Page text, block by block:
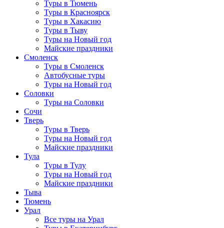
Туры в Тюмень
Туры в Красноярск
Туры в Хакасию
Туры в Тыву
Туры на Новый год
Майские праздники
Смоленск
Туры в Смоленск
Автобусные туры
Туры на Новый год
Соловки
Туры на Соловки
Сочи
Тверь
Туры в Тверь
Туры на Новый год
Майские праздники
Тула
Туры в Тулу
Туры на Новый год
Майские праздники
Тыва
Тюмень
Урал
Все туры на Урал